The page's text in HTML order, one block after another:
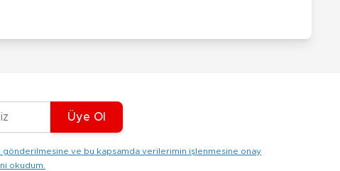
Üye Ol
gönderilmesine ve bu kapsamda verilerimin işlenmesine onay
okudum.